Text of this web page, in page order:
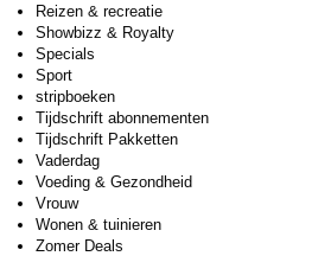
Reizen & recreatie
Showbizz & Royalty
Specials
Sport
stripboeken
Tijdschrift abonnementen
Tijdschrift Pakketten
Vaderdag
Voeding & Gezondheid
Vrouw
Wonen & tuinieren
Zomer Deals